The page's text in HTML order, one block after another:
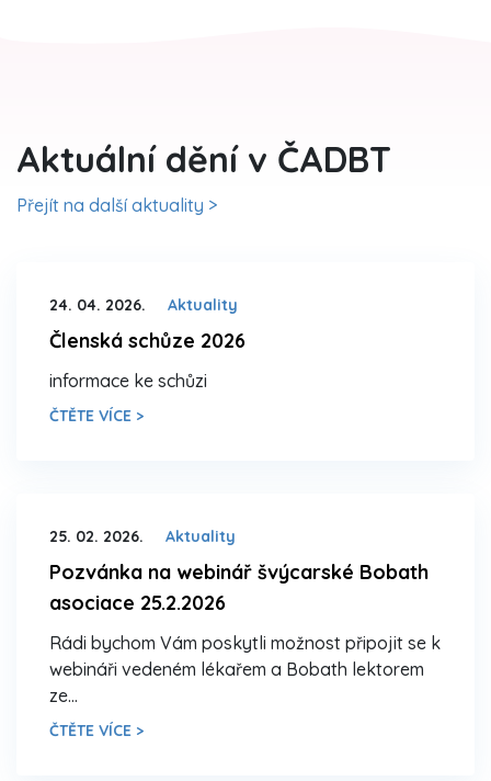
Aktuální dění v ČADBT
Přejít na další aktuality >
24. 04. 2026. Aktuality
Členská schůze 2026
informace ke schůzi
ČTĚTE VÍCE >
25. 02. 2026. Aktuality
Pozvánka na webinář švýcarské Bobath
asociace 25.2.2026
Rádi bychom Vám poskytli možnost připojit se k
webináři vedeném lékařem a Bobath lektorem
ze…
ČTĚTE VÍCE >